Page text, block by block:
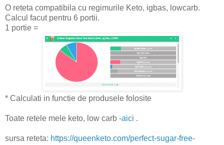
O reteta compatibila cu regimurile Keto, igbas, lowcarb.
Calcul facut pentru 6 portii.
1 portie =
* Calculati in functie de produsele folosite
Toate retele mele keto, low carb -aici .
sursa reteta: https://queenketo.com/perfect-sugar-free-